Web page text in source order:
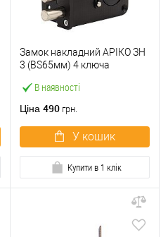
В наявності
Замок накладний АРІКО ЗН
3 (BS65мм) 4 ключа
Ціна 490 грн.
У кошик
Купити в 1 клік